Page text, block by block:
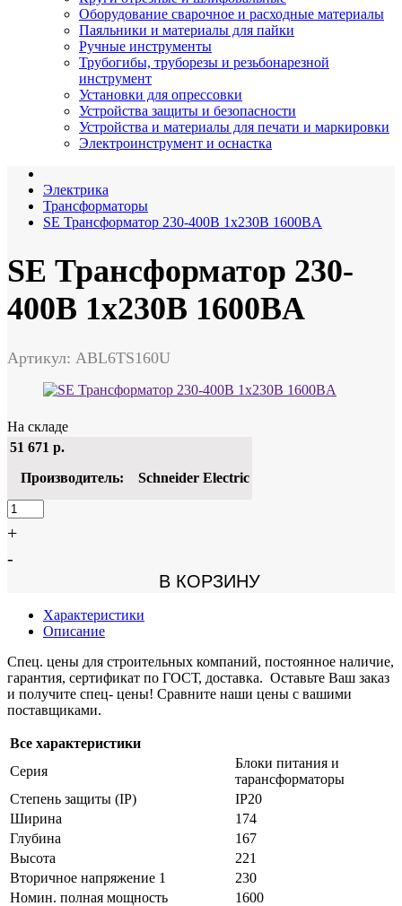
Оборудование сварочное и расходные материалы
Паяльники и материалы для пайки
Ручные инструменты
Трубогибы, труборезы и резьбонарезной
инструмент
Установки для опрессовки
Устройства защиты и безопасности
Устройства и материалы для печати и маркировки
Электроинструмент и оснастка
Электрика
Трансформаторы
SE Трансформатор 230-400В 1x230В 1600ВA
SE Трансформатор 230-
400В 1x230В 1600ВA
Артикул: ABL6TS160U
На складе
51 671 р.
Производитель:
Schneider Electric
+
-
В КОРЗИНУ
Характеристики
Описание
Спец. цены для строительных компаний, постоянное наличие,
гарантия, сертификат по ГОСТ, доставка. Оставьте Ваш заказ
и получите спец- цены! Сравните наши цены с вашими
поставщиками.
Все характеристики
Серия
Блоки питания и
тарансформаторы
Степень защиты (IP)
IP20
Ширина
174
Глубина
167
Высота
221
Вторичное напряжение 1
230
Номин. полная мощность
1600